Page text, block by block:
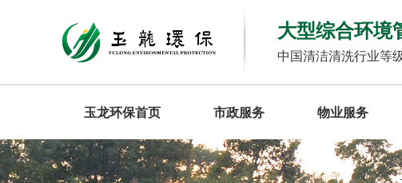
大型综合环境
中国清洁清洗行业等
玉龙环保首页 市政服务 物业服务